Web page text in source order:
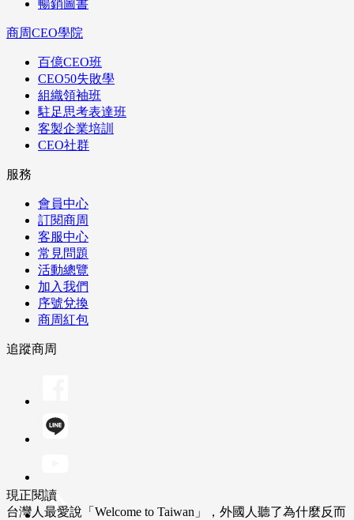
暢銷圖書
商周CEO學院
百億CEO班
CEO50失敗學
組織領袖班
駐足思考表達班
客製企業培訓
CEO社群
服務
會員中心
訂閱商周
客服中心
常見問題
活動總覽
加入我們
序號兌換
商周紅包
追蹤商周
現正閱讀
台灣人最愛說「Welcome to Taiwan」，外國人聽了為什麼反而